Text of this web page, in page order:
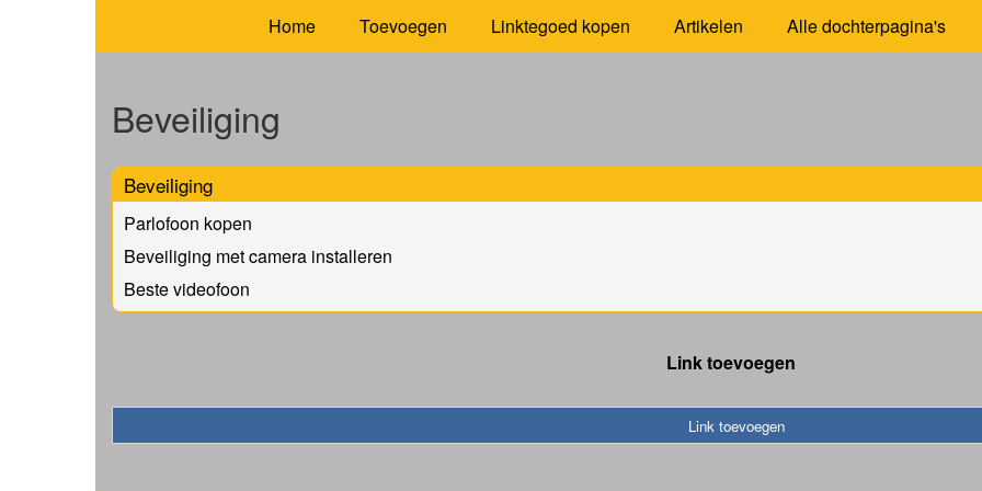
Home Toevoegen Linktegoed kopen Artikelen Alle dochterpagina's
Beveiliging
Beveiliging
Parlofoon kopen
Beveiliging met camera installeren
Beste videofoon
Link toevoegen
Link toevoegen